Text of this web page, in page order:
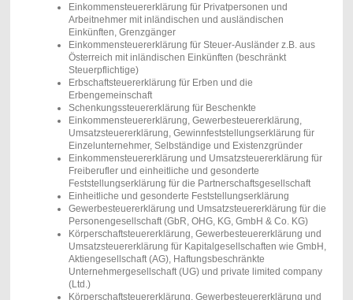
Einkommensteuererklärung für Privatpersonen und
Arbeitnehmer mit inländischen und ausländischen
Einkünften, Grenzgänger
Einkommensteuererklärung für Steuer-Ausländer z.B. aus
Österreich mit inländischen Einkünften (beschränkt
Steuerpflichtige)
Erbschaftsteuererklärung für Erben und die
Erbengemeinschaft
Schenkungssteuererklärung für Beschenkte
Einkommensteuererklärung, Gewerbesteuererklärung,
Umsatzsteuererklärung, Gewinnfeststellungserklärung für
Einzelunternehmer, Selbständige und Existenzgründer
Einkommensteuererklärung und Umsatzsteuererklärung für
Freiberufler und einheitliche und gesonderte
Feststellungserklärung für die Partnerschaftsgesellschaft
Einheitliche und gesonderte Feststellungserklärung
Gewerbesteuererklärung und Umsatzsteuererklärung für die
Personengesellschaft (GbR, OHG, KG, GmbH & Co. KG)
Körperschaftsteuererklärung, Gewerbesteuererklärung und
Umsatzsteuererklärung für Kapitalgesellschaften wie GmbH,
Aktiengesellschaft (AG), Haftungsbeschränkte
Unternehmergesellschaft (UG) und private limited company
(Ltd.)
Körperschaftsteuererklärung, Gewerbesteuererklärung und